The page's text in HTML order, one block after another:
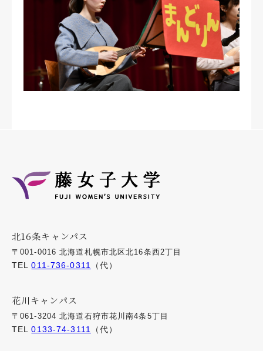
北16条キャンパス
〒001-0016 北海道札幌市北区北16条西2丁目
TEL011-736-0311 （代）
花川キャンパス
〒061-3204 北海道石狩市花川南4条5丁目
TEL0133-74-3111 （代）